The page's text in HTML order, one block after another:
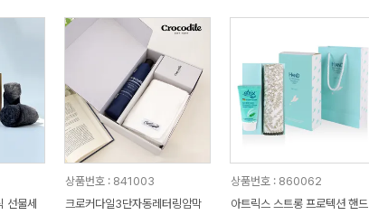
선물세
상품번호 : 841003
크로커다일3단자동레터링암막
상품번호 : 860062
아트릭스 스트롱 프로텍션 핸드